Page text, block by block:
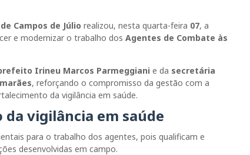
Campos de Júlio realizou, nesta quarta-feira 07, a
e modernizar o trabalho dos Agentes de Combate às
Irineu Marcos Parmeggiani e da secretária
, reforçando o compromisso da gestão com a
da vigilância em saúde.
da vigilância em saúde
para o trabalho dos agentes, pois qualificam e
desenvolvidas em campo.